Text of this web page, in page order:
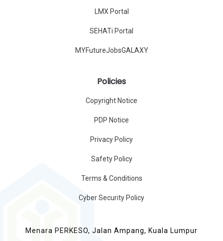
LMX Portal
SEHATi Portal
MYFutureJobsGALAXY
Policies
Copyright Notice
PDP Notice
Privacy Policy
Safety Policy
Terms & Conditions
Cyber Security Policy
Menara PERKESO, Jalan Ampang, Kuala Lumpur